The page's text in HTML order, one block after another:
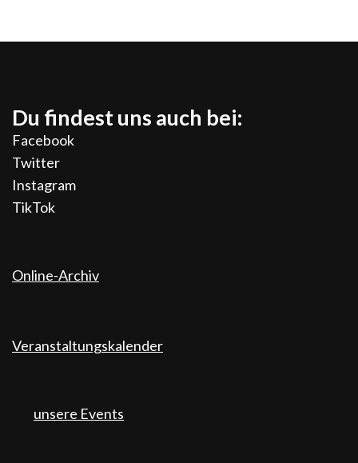
Du findest uns auch bei:
Facebook
Twitter
Instagram
TikTok
Online-Archiv
Veranstaltungskalender
unsere Events